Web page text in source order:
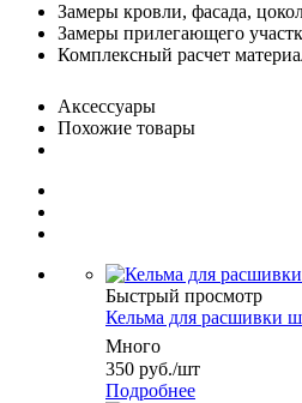
Замеры кровли, фасада,
Замеры прилегающего
Комплексный расчет
Аксессуары
Похожие товары
Быстрый просмотр
Кельма для расшивки
Много
350 руб./шт
Подробнее